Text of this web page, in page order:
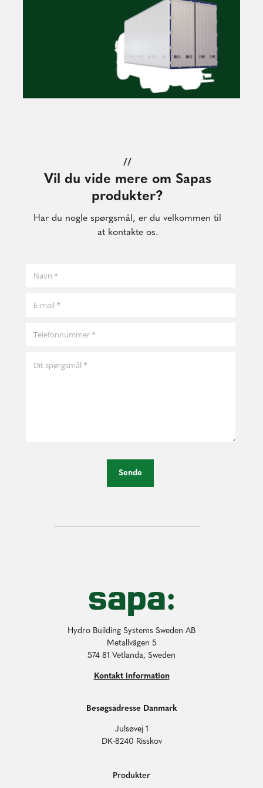
//
Vil du vide mere om Sapas
produkter?
Har du nogle spørgsmål, er du velkommen til
at kontakte os.
Sende
Hydro Building Systems Sweden AB
Metallvägen 5
574 81 Vetlanda, Sweden
Kontakt information
Besøgsadresse Danmark
Julsøvej 1
DK-8240 Risskov
Produkter